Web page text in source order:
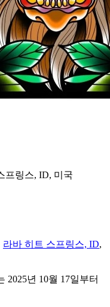
프링스, ID, 미국
라바 히트 스프링스, ID,
2025년 10월 17일부터